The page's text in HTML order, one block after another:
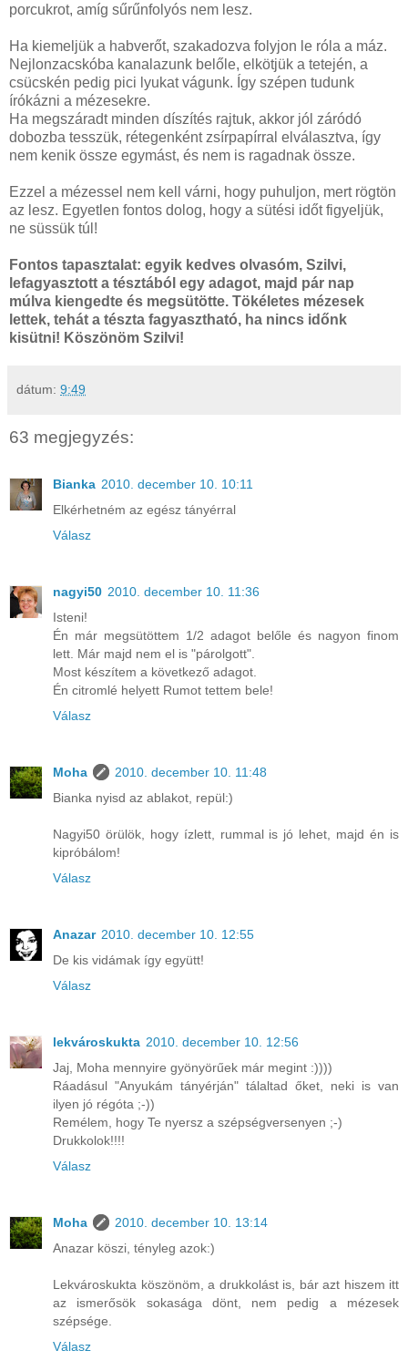
porcukrot, amíg sűrűnfolyós nem lesz.
Ha kiemeljük a habverőt, szakadozva folyjon le róla a máz.
Nejlonzacskóba kanalazunk belőle, elkötjük a tetején, a
csücskén pedig pici lyukat vágunk. Így szépen tudunk
írókázni a mézesekre.
Ha megszáradt minden díszítés rajtuk, akkor jól záródó
dobozba tesszük, rétegenként zsírpapírral elválasztva, így
nem kenik össze egymást, és nem is ragadnak össze.
Ezzel a mézessel nem kell várni, hogy puhuljon, mert rögtön
az lesz. Egyetlen fontos dolog, hogy a sütési időt figyeljük,
ne süssük túl!
Fontos tapasztalat: egyik kedves olvasóm, Szilvi,
lefagyasztott a tésztából egy adagot, majd pár nap
múlva kiengedte és megsütötte. Tökéletes mézesek
lettek, tehát a tészta fagyasztható, ha nincs időnk
kisütni! Köszönöm Szilvi!
dátum: 9:49
63 megjegyzés:
Bianka 2010. december 10. 10:11
Elkérhetném az egész tányérral
Válasz
nagyi50 2010. december 10. 11:36
Isteni!
Én már megsütöttem 1/2 adagot belőle és nagyon finom
lett. Már majd nem el is "párolgott".
Most készítem a következő adagot.
Én citromlé helyett Rumot tettem bele!
Válasz
Moha
2010. december 10. 11:48
Bianka nyisd az ablakot, repül:)
Nagyi50 örülök, hogy ízlett, rummal is jó lehet, majd én is
kipróbálom!
Válasz
Anazar 2010. december 10. 12:55
De kis vidámak így együtt!
Válasz
lekvároskukta 2010. december 10. 12:56
Jaj, Moha mennyire gyönyörűek már megint :))))
Ráadásul "Anyukám tányérján" tálaltad őket, neki is van
ilyen jó régóta ;-))
Remélem, hogy Te nyersz a szépségversenyen ;-)
Drukkolok!!!!
Válasz
Moha
2010. december 10. 13:14
Anazar köszi, tényleg azok:)
Lekvároskukta köszönöm, a drukkolást is, bár azt hiszem itt
az ismerősök sokasága dönt, nem pedig a mézesek
szépsége.
Válasz